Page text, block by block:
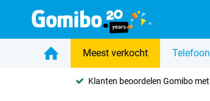
Meest verkocht Telefoon
Klanten beoordelen Gomibo met